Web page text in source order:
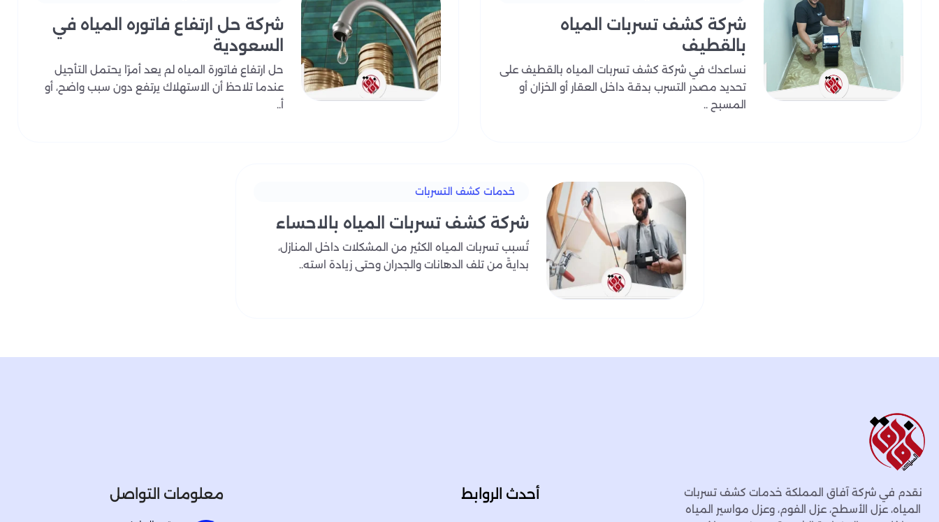
شركة كشف تسربات المياه
بالقطيف
نساعدك في شركة كشف تسربات المياه بالقطيف على
تحديد مصدر التسرب بدقة داخل العقار أو الخزان أو
المسبح ..
شركة حل ارتفاع فاتوره المياه في
السعودية
حل ارتفاع فاتورة المياه لم يعد أمرًا يحتمل التأجيل
عندما تلاحظ أن الاستهلاك يرتفع دون سبب واضح، أو
أ..
خدمات كشف التسربات
شركة كشف تسربات المياه​ بالاحساء
تُسبب تسربات المياه الكثير من المشكلات داخل المنازل،
بدايةً من تلف الدهانات والجدران وحتى زيادة استه..
نقدم في شركة آفاق المملكة خدمات كشف تسربات
المياه، عزل الأسطح، عزل الفوم، وعزل مواسير المياه
أحدث الروابط معلومات التواصل